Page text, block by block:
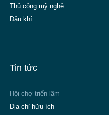
Thủ công mỹ nghệ
Dầu khí
Tin tức
Hội chợ triển lãm
Địa chỉ hữu ích